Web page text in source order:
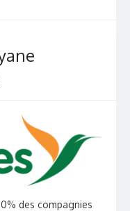
des compagnies